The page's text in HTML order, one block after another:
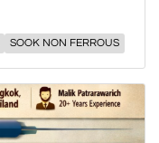
SOOK NON FERROUS